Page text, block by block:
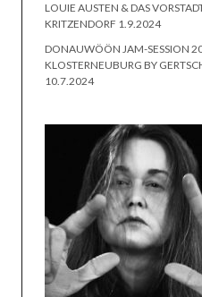
LOUIE AUSTEN & DAS
KRITZENDORF 1.9.2024
DONAUWÖÖN JAM-SESSION
KLOSTERNEUBURG BY
10.7.2024